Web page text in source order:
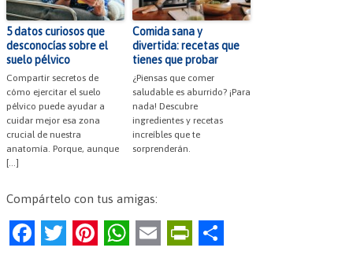
5 datos curiosos que
desconocías sobre el
suelo pélvico
Compartir secretos de
cómo ejercitar el suelo
pélvico puede ayudar a
cuidar mejor esa zona
crucial de nuestra
anatomía. Porque, aunque
[…]
Comida sana y
divertida: recetas que
tienes que probar
¿Piensas que comer
saludable es aburrido? ¡Para
nada! Descubre
ingredientes y recetas
increíbles que te
sorprenderán.
Compártelo con tus amigas:
F
T
Pi
W
E
Pr